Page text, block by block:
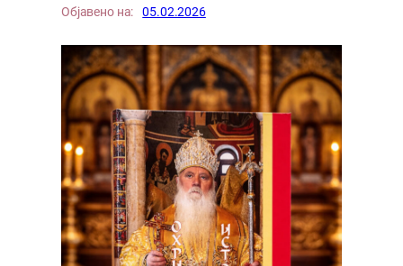
Објавено на: 05.02.2026